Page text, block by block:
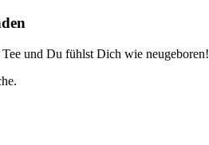
und Du fühlst Dich wie neugeboren!